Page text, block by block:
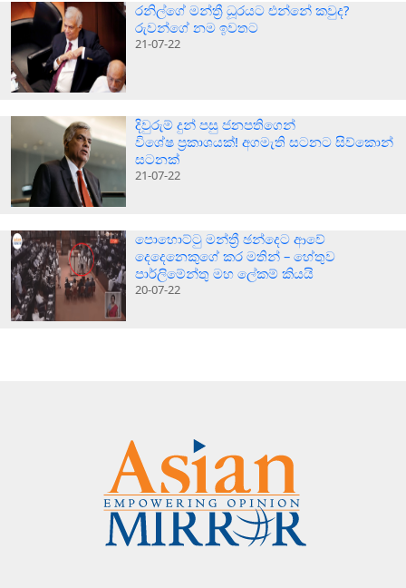
රනිල්ගේ මන්ත්‍රී ධූරයට එන්නේ කවුද?
රුවන්ගේ නම ඉවතට
21-07-22
දිවුරුම් දුන් පසු ජනපතිගෙන්
විශේෂ ප්‍රකාශයක්! අගමැති සටනට සිව්කොන්
සටනක්
21-07-22
පොහොට්ටු මන්ත්‍රී ඡන්දෙට ආවේ
දෙදෙනෙකුගේ කර මතින් – හේතුව
පාර්ලිමේන්තු මහ ලේකම් කියයි
20-07-22